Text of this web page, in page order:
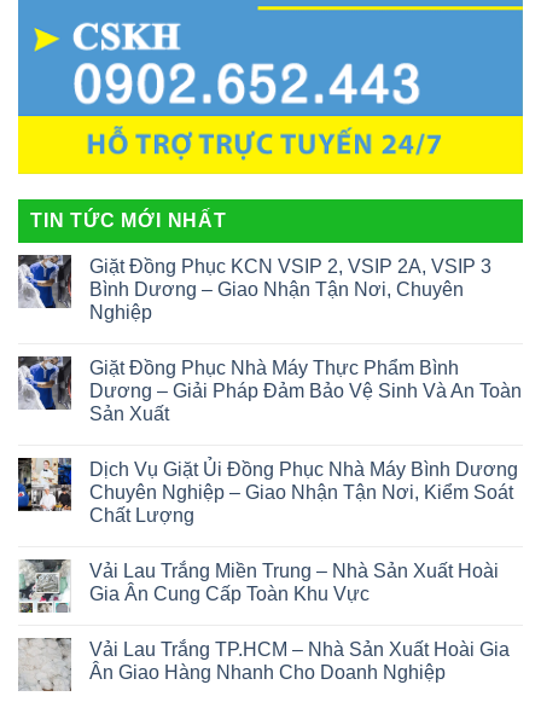
TIN TỨC MỚI NHẤT
Giặt Đồng Phục KCN VSIP 2, VSIP 2A, VSIP 3
Bình Dương – Giao Nhận Tận Nơi, Chuyên
Nghiệp
Giặt Đồng Phục Nhà Máy Thực Phẩm Bình
Dương – Giải Pháp Đảm Bảo Vệ Sinh Và An Toàn
Sản Xuất
Dịch Vụ Giặt Ủi Đồng Phục Nhà Máy Bình Dương
Chuyên Nghiệp – Giao Nhận Tận Nơi, Kiểm Soát
Chất Lượng
Vải Lau Trắng Miền Trung – Nhà Sản Xuất Hoài
Gia Ân Cung Cấp Toàn Khu Vực
Vải Lau Trắng TP.HCM – Nhà Sản Xuất Hoài Gia
Ân Giao Hàng Nhanh Cho Doanh Nghiệp